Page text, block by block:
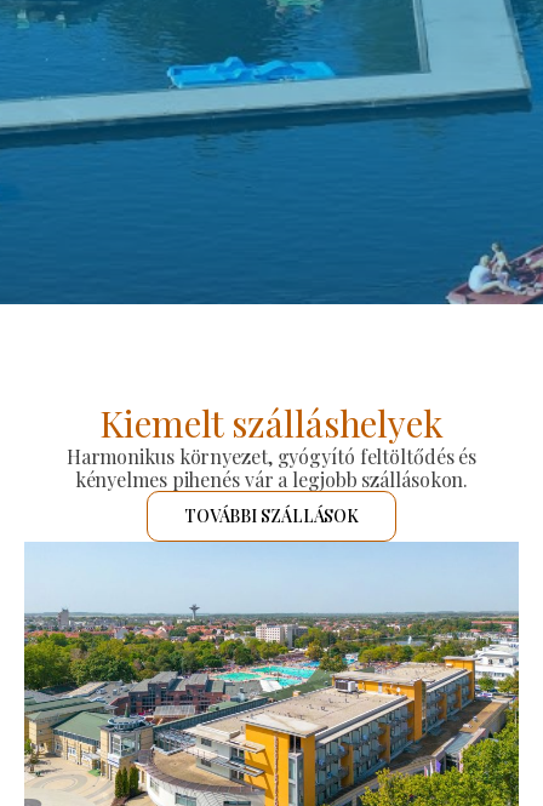
Kiemelt szálláshelyek
Harmonikus környezet, gyógyító feltöltődés és
kényelmes pihenés vár a legjobb szállásokon.
TOVÁBBI SZÁLLÁSOK